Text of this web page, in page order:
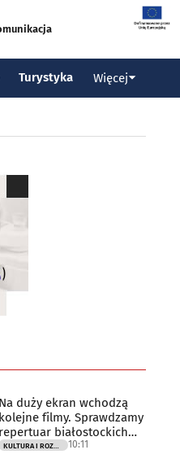
Turystyka Więcej
Na duży ekran wchodzą
kolejne filmy. Sprawdzamy
repertuar białostockich
10:11